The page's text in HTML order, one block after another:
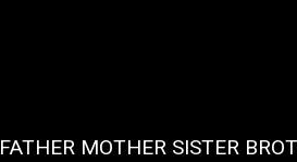
FATHER MOTHER SISTER